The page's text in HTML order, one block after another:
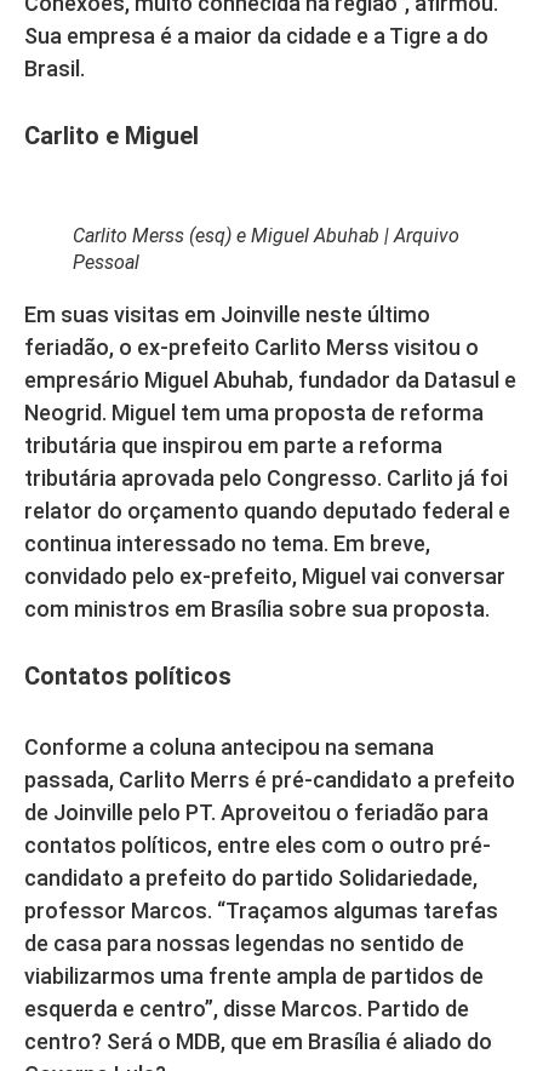
Sua empresa é a maior da cidade e a Tigre a do
Brasil.
Carlito e Miguel
Carlito Merss (esq) e Miguel Abuhab | Arquivo
Pessoal
Em suas visitas em Joinville neste último
feriadão, o ex-prefeito Carlito Merss visitou o
empresário Miguel Abuhab, fundador da Datasul e
Neogrid. Miguel tem uma proposta de reforma
tributária que inspirou em parte a reforma
tributária aprovada pelo Congresso. Carlito já foi
relator do orçamento quando deputado federal e
continua interessado no tema. Em breve,
convidado pelo ex-prefeito, Miguel vai conversar
com ministros em Brasília sobre sua proposta.
Contatos políticos
Conforme a coluna antecipou na semana
passada, Carlito Merrs é pré-candidato a prefeito
de Joinville pelo PT. Aproveitou o feriadão para
contatos políticos, entre eles com o outro pré-
candidato a prefeito do partido Solidariedade,
professor Marcos. “Traçamos algumas tarefas
de casa para nossas legendas no sentido de
viabilizarmos uma frente ampla de partidos de
esquerda e centro”, disse Marcos. Partido de
centro? Será o MDB, que em Brasília é aliado do